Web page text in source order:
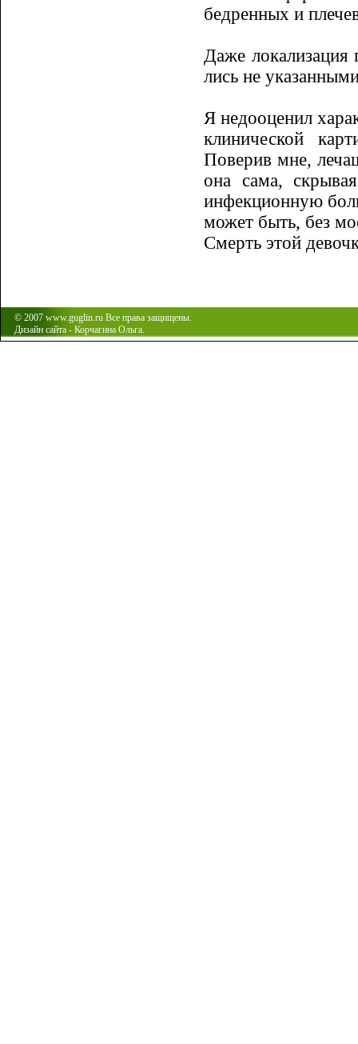
бед­ренных и
Даже локализация
лись не
Я недооценил
клинической
Поверив мне,
она сама,
инфекционную
может быть, без
Смерть этой
© 2007 www.guglin.ru Все права защищены.
Дизайн сайта - Корчагина Ольга.